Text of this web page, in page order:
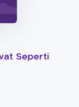
Seperti